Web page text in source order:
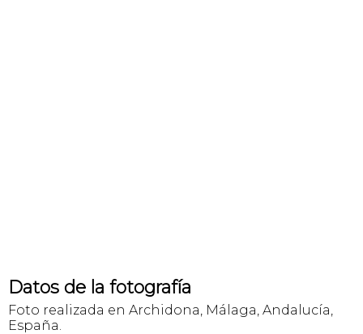
Datos de la fotografía
Foto realizada en Archidona, Málaga, Andalucía,
España.